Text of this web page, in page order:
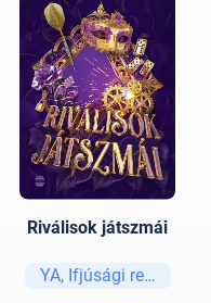
Riválisok játszmái
YA, Ifjúsági regények